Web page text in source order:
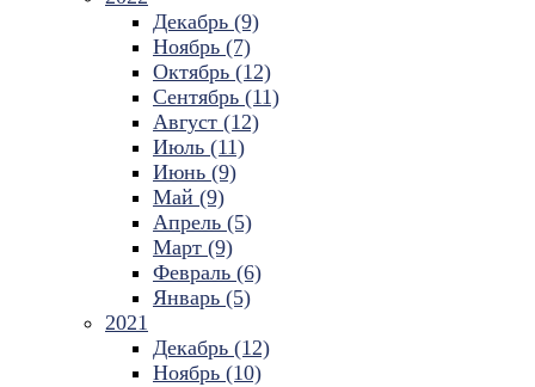
Декабрь (9)
Ноябрь (7)
Октябрь (12)
Сентябрь (11)
Август (12)
Июль (11)
Июнь (9)
Май (9)
Апрель (5)
Март (9)
Февраль (6)
Январь (5)
2021
Декабрь (12)
Ноябрь (10)